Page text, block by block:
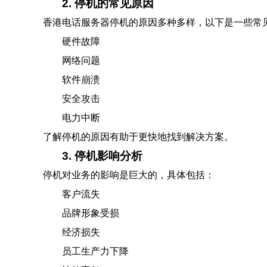
2. 停机的常见原因
香港电话服务器停机的原因多种多样，以下是一些常
硬件故障
网络问题
软件崩溃
安全攻击
电力中断
了解停机的原因有助于更快地找到解决方案。
3. 停机影响分析
停机对业务的影响是巨大的，具体包括：
客户流失
品牌形象受损
经济损失
员工生产力下降